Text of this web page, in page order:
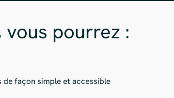
pourrez :
façon simple et accessible